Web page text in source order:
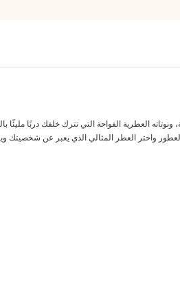
العطرية الفواحة التي تترك خلفك دربًا مليئًا
واختر العطر المثالي الذي يعبر عن شخصيتك